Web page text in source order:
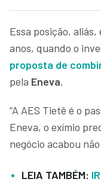
Essa posição,
anos, quando o
proposta de
pela Eneva.
“A AES Tietê é o
Eneva, o exímio
negócio acabou
LEIA TAMBÉM: